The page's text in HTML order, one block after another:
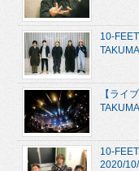
10-
【ライ
10-
2020/